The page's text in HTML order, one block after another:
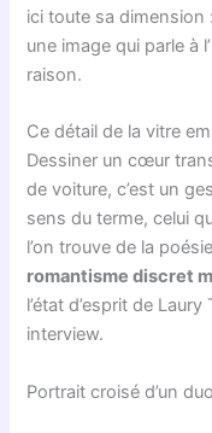
ici toute sa dimension
une image qui parle à
raison.
Ce détail de la vitre
Dessiner un cœur
de voiture, c’est un
sens du terme, celui
l’on trouve de la
romantisme discret
l’état d’esprit de
interview.
Portrait croisé d’un